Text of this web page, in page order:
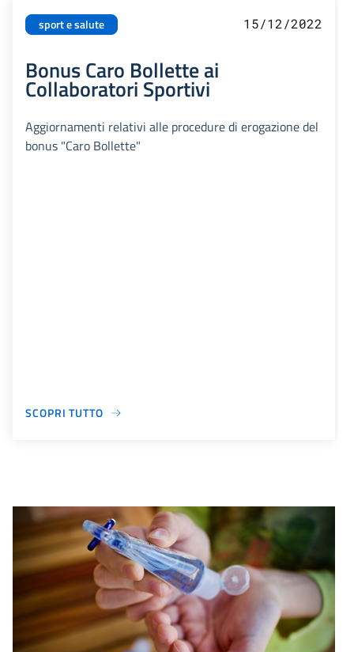
sport e salute 15/12/2022
Bonus Caro Bollette ai
Collaboratori Sportivi
Aggiornamenti relativi alle procedure di erogazione del
bonus "Caro Bollette"
SCOPRI TUTTO